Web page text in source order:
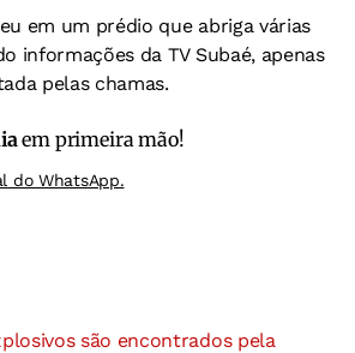
em um prédio que abriga várias
informações da TV Subaé, apenas
pelas chamas.
em primeira mão!
do WhatsApp.
são encontrados pela